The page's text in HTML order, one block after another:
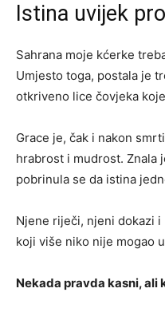
Istina uvijek
Sahrana moje kćerke
Umjesto toga, postala je
otkriveno lice čovjeka
Grace je, čak i nakon
hrabrost i mudrost. Znala
pobrinula se da istina
Njene riječi, njeni dokazi
koji više niko nije mogao
Nekada pravda kasni, ali